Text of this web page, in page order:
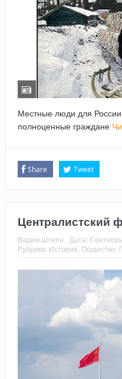
Местные люди для
полноценные граждане
Share Tweet
Централистский
Вадим Штепа Дата:
Рубрика: История, Общество,